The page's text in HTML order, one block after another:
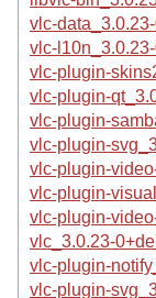
vlc-
vlc-
vlc-plugin-
vlc-plugin-
vlc-plugin-
vlc-plugin-
vlc-plugin-
vlc-plugin-
vlc-plugin-
vlc_3.0.23-
vlc-plugin-
vlc-plugin-